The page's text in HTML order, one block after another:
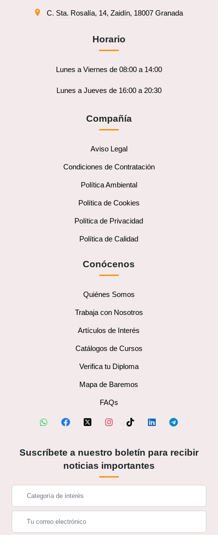
C. Sta. Rosalía, 14, Zaidín, 18007 Granada
Horario
Lunes a Viernes de 08:00 a 14:00
Lunes a Jueves de 16:00 a 20:30
Compañía
Aviso Legal
Condiciones de Contratación
Política Ambiental
Política de Cookies
Política de Privacidad
Política de Calidad
Conócenos
Quiénes Somos
Trabaja con Nosotros
Artículos de Interés
Catálogos de Cursos
Verifica tu Diploma
Mapa de Baremos
FAQs
Suscríbete a nuestro boletín para recibir
noticias importantes